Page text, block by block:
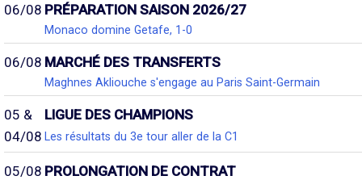
06/08 PRÉPARATION SAISON 2026/27
Monaco domine Getafe, 1-0
06/08 MARCHÉ DES TRANSFERTS
Maghnes Akliouche s'engage au Paris Saint-Germain
05 &
04/08
LIGUE DES CHAMPIONS
Les résultats du 3e tour aller de la C1
05/08 PROLONGATION DE CONTRAT